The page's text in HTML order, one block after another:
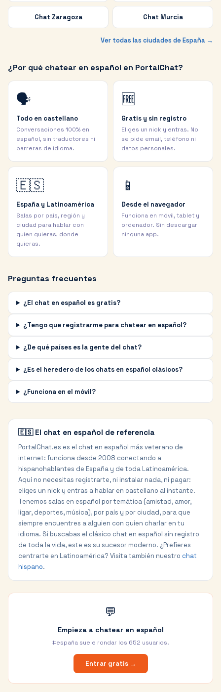
Chat Zaragoza Chat Murcia
Ver todas las ciudades de España →
¿Por qué chatear en español en PortalChat?
🗣️
Todo en castellano
Conversaciones 100% en
español, sin traductores ni
barreras de idioma.
🆓
Gratis y sin registro
Eliges un nick y entras. No
se pide email, teléfono ni
datos personales.
🇪🇸
España y Latinoamérica
Salas por país, región y
ciudad para hablar con
quien quieras, donde
quieras.
📱
Desde el navegador
Funciona en móvil, tablet y
ordenador. Sin descargar
ninguna app.
Preguntas frecuentes
¿El chat en español es gratis?
¿Tengo que registrarme para chatear en español?
¿De qué países es la gente del chat?
¿Es el heredero de los chats en español clásicos?
¿Funciona en el móvil?
🇪🇸 El chat en español de referencia
PortalChat.es es el chat en español más veterano de
internet: funciona desde 2008 conectando a
hispanohablantes de España y de toda Latinoamérica.
Aquí no necesitas registrarte, ni instalar nada, ni pagar:
eliges un nick y entras a hablar en castellano al instante.
Tenemos salas en español por temática (amistad, amor,
ligar, deportes, música), por país y por ciudad, para que
siempre encuentres a alguien con quien charlar en tu
idioma. Si buscabas el clásico chat en español sin registro
de toda la vida, este es su sucesor moderno. ¿Prefieres
centrarte en Latinoamérica? Visita también nuestro chat
hispano.
💬
Empieza a chatear en español
#españa suele rondar los 652 usuarios.
Entrar gratis →